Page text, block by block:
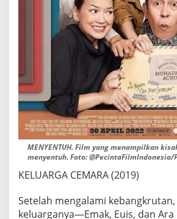
MENYENTUH. Film yang menampilkan
menyentuh. Foto: @PecintaFilmIndonesia/
KELUARGA CEMARA (2019)
Setelah mengalami
keluarganya—Emak, Euis, dan